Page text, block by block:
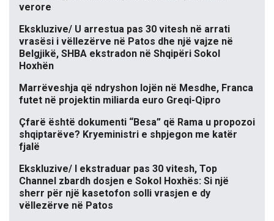
verore
Ekskluzive/ U arrestua pas 30 vitesh në arrati
vrasësi i vëllezërve në Patos dhe një vajze në
Belgjikë, SHBA ekstradon në Shqipëri Sokol
Hoxhën
Marrëveshja që ndryshon lojën në Mesdhe, Franca
futet në projektin miliarda euro Greqi-Qipro
Çfarë është dokumenti “Besa” që Rama u propozoi
shqiptarëve? Kryeministri e shpjegon me katër
fjalë
Ekskluzive/ I ekstraduar pas 30 vitesh, Top
Channel zbardh dosjen e Sokol Hoxhës: Si një
sherr për një kasetofon solli vrasjen e dy
vëllezërve në Patos